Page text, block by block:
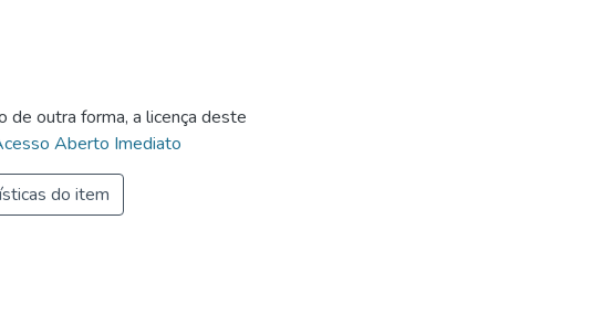
de outra forma, a licença deste
Aberto Imediato
do item